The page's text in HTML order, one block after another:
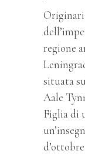
regione
situata
Aale
Figlia di